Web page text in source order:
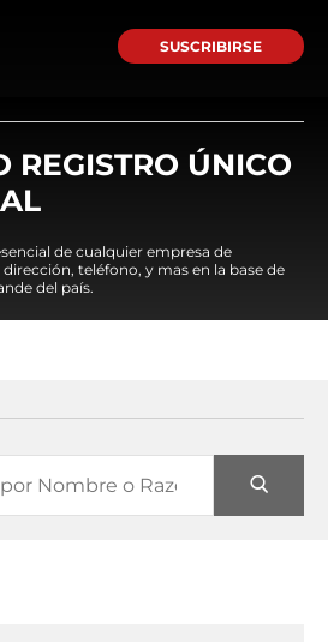
SUSCRIBIRSE
REGISTRO ÚNICO
de cualquier empresa de
teléfono, y mas en la base de
del país.